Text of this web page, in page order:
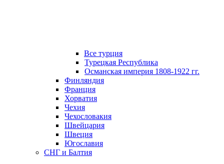
Все турция
Турецкая Республика
Османская империя 1808-1922 гг.
Финляндия
Франция
Хорватия
Чехия
Чехословакия
Швейцария
Швеция
Югославия
СНГ и Балтия